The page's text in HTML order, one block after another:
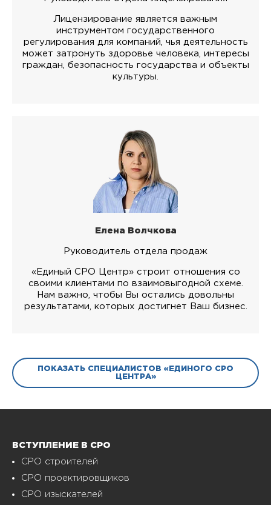
Лицензирование является важным
инструментом государственного
регулирования для компаний, чья деятельность
может затронуть здоровье человека, интересы
граждан, безопасность государства и объекты
культуры.
Елена Волчкова
Руководитель отдела продаж
«Единый СРО Центр» строит отношения со
своими клиентами по взаимовыгодной схеме.
Нам важно, чтобы Вы остались довольны
результатами, которых достигнет Ваш бизнес.
ПОКАЗАТЬ СПЕЦИАЛИСТОВ «ЕДИНОГО СРО
ЦЕНТРА»
ВСТУПЛЕНИЕ В СРО
СРО строителей
СРО проектировщиков
СРО изыскателей